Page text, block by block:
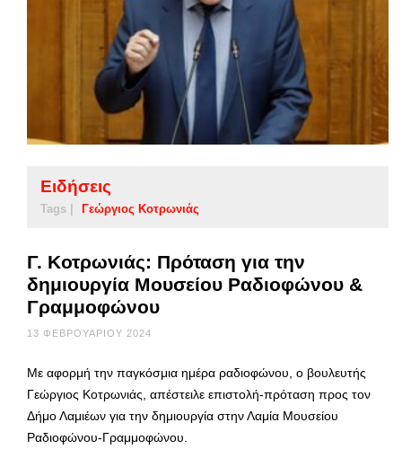
Ειδήσεις
Tags | Γεώργιος Κοτρωνιάς
Γ. Κοτρωνιάς: Πρόταση για την
δημιουργία Μουσείου Ραδιοφώνου &
Γραμμοφώνου
13 ΦΕΒΡΟΥΑΡΊΟΥ 2024
Με αφορμή την παγκόσμια ημέρα ραδιοφώνου, ο βουλευτής
Γεώργιος Κοτρωνιάς, απέστειλε επιστολή-πρόταση προς τον
Δήμο Λαμιέων για την δημιουργία στην Λαμία Μουσείου
Ραδιοφώνου-Γραμμοφώνου.